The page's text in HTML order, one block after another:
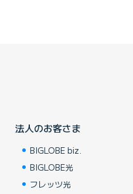
法人のお客さま
BIGLOBE biz.
BIGLOBE光
フレッツ光